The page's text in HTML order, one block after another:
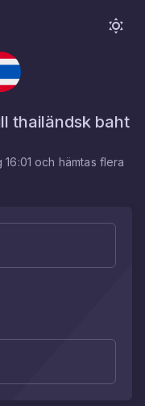
thailändsk baht
och hämtas flera